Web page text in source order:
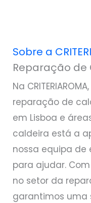
Sobre a
Reparação de
Na
reparação de
em Lisboa e
caldeira está a
nossa equipa de
para ajudar.
no setor da
garantimos uma